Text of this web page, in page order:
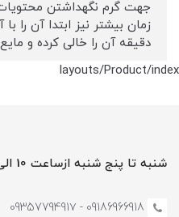
جهت گرم نگهداشتن
دقیقه آن را خالی کرده و
layouts/Product/index
شنبه تا پنج شنبه ازساعت 10 الی 22 پاسخگوی شما هستیم
09186966918 - 0935779491۷